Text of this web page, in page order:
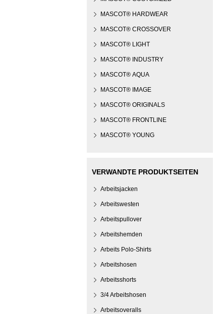
MASCOT® HARDWEAR
MASCOT® CROSSOVER
MASCOT® LIGHT
MASCOT® INDUSTRY
MASCOT® AQUA
MASCOT® IMAGE
MASCOT® ORIGINALS
MASCOT® FRONTLINE
MASCOT® YOUNG
VERWANDTE PRODUKTSEITEN
Arbeitsjacken
Arbeitswesten
Arbeitspullover
Arbeitshemden
Arbeits Polo-Shirts
Arbeitshosen
Arbeitsshorts
3/4 Arbeitshosen
Arbeitsoveralls